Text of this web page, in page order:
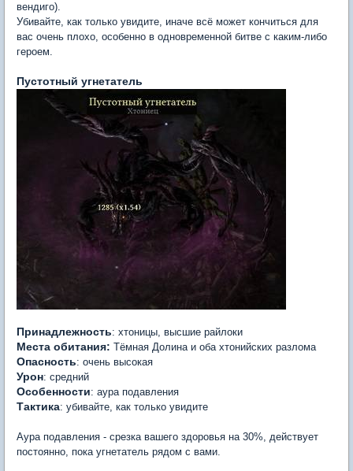
вендиго).
Убивайте, как только увидите, иначе всё может кончиться для
вас очень плохо, особенно в одновременной битве с каким-либо
героем.
Пустотный угнетатель
Принадлежность: хтоницы, высшие райлоки
Места обитания: Тёмная Долина и оба хтонийских разлома
Опасность: очень высокая
Урон: средний
Особенности: аура подавления
Тактика: убивайте, как только увидите
Аура подавления - срезка вашего здоровья на 30%, действует
постоянно, пока угнетатель рядом с вами.